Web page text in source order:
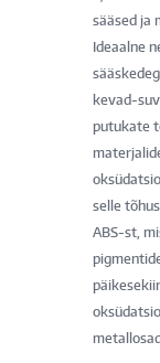
sääsed ja
Ideaalne
kevad-
putukate
selle
ABS-st,